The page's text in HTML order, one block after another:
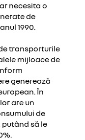
necesita o
de
1990.
transporturile
mijloace de
generează
În
are un
de
putând să le